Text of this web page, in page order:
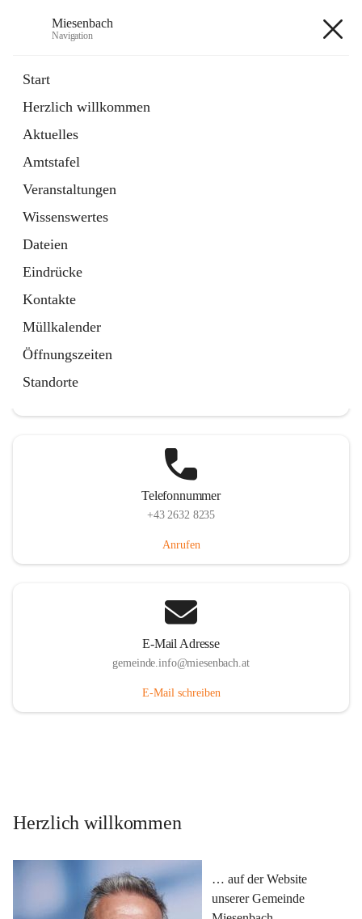
Miesenbach
Navigation
Start
Herzlich willkommen
Aktuelles
Amtstafel
Veranstaltungen
Wissenswertes
Dateien
Eindrücke
Kontakte
Müllkalender
Öffnungszeiten
Standorte
Externe Webseite
in
Tab
Region Schneebergland
Externe Webseite
öffnet
in
neuem
Tab
Telefonnummer
+43 2632 8235
Anrufen
E-Mail Adresse
gemeinde.info@miesenbach.at
E-Mail schreiben
Herzlich willkommen
… auf der Website
unserer Gemeinde